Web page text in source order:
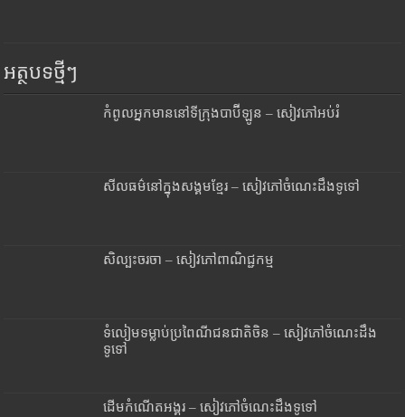
អត្ថបទថ្មីៗ
កំពូលអ្នកមាននៅទីក្រុងបាប៊ីឡូន – សៀវភៅអប់រំ
សីលធម៌នៅក្នុងសង្គមខ្មែរ – សៀវភៅចំណេះដឹងទូទៅ
សិល្បះចរចា – សៀវភៅពាណិជ្ជកម្ម
ទំលៀមទម្លាប់ប្រពៃណីជនជាតិចិន – សៀវភៅចំណេះដឹង
ទូទៅ
ដើមកំណើតអង្គរ – សៀវភៅចំណេះដឹងទូទៅ